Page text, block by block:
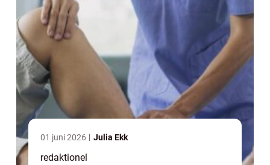
01 juni 2026 Julia Ekk
redaktionel